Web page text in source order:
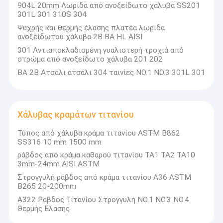
Σωλήνες συγκόλλησης από ανοξείδωτο χάλυβα
Πηνίο από ανοξείδωτο χάλυβα
304 1/2H 3/4H H Πηνίο από ανοξείδωτο χάλυβα
301 1/2H 3/4H H σπείρα από ανοξείδωτο χάλυβα
Χάλυβας κραμάτων τιτανίου
Υπεργύλαια με βάση το νικέλιο
Φραγμός ράβδων ανοξείδωτου
Στροφή από ανοξείδωτο χάλυβα
Κανάλι ανοξείδωτου
904L 20mm Λωρίδα από ανοξείδωτο χάλυβα SS201
301L 301 310S 304
Ψυχρής και θερμής έλασης πλατέα λωρίδα
ανοξείδωτου χάλυβα 2B BA HL AISI
301 Αντιαποκλαδισμένη γυαλιστερή τροχιά από
στρώμα από ανοξείδωτο χάλυβα 201 202
ΒΑ 2Β Ατσάλι ατσάλι 304 ταινίες NO.1 NO.3 301L 301
Χάλυβας κραμάτων τιτανίου
Τύπος από χάλυβα κράμα τιτανίου ASTM B862
SS316 10 mm 1500 mm
ράβδος από κράμα καθαρού τιτανίου TA1 TA2 TA10
3mm-24mm AISI ASTM
Στρογγυλή ράβδος από κράμα τιτανίου A36 ASTM
B265 20-200mm
A322 Ράβδος Τιτανίου Στρογγυλή NO.1 NO.3 NO.4
Θερμής Έλασης
Τα προϊόντα μας χρησιμοποιούνται ευρέως σε σωλήνες
ανταλλαγής θερμότητας, συσκευές μαγειρέματος, ηλεκτρικές
συσκευές, ηλεκτρικές συσκευές, ηλεκτρικές συσκευές,
ηλεκτρικές συσκευές.
Επιτραπέζια σκεύη, δοχεία υπό πίεση, δεξαμενές
πετροχημικών προϊόντων, ηλεκτρονικά όργανα ακριβείας,
ηλιακοί θερμαντήρες νερού, αυτοκινήτων/αυτοκινήτων